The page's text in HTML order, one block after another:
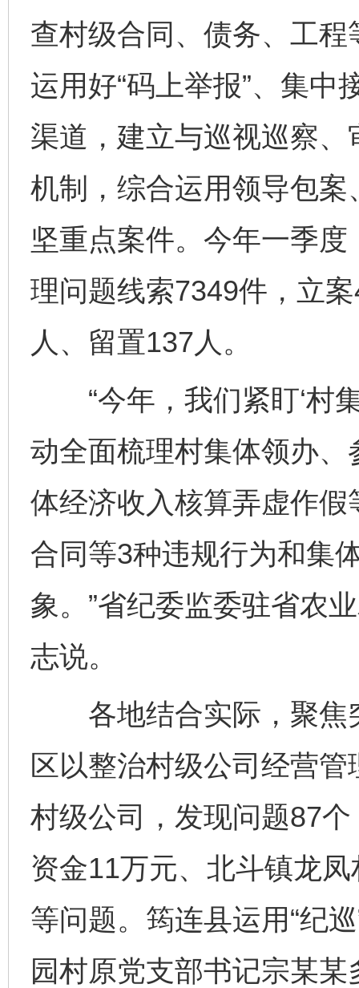
查村级合同、债务、工
运用好“码上举报”、集
渠道，建立与巡视巡察
机制，综合运用领导包
坚重点案件。今年一季
理问题线索7349件，立
人、留置137人。
“今年，我们紧盯‘村集
动全面梳理村集体领办
体经济收入核算弄虚作
合同等3种违规行为和集
象。”省纪委监委驻省农
志说。
各地结合实际，聚焦
区以整治村级公司经营
村级公司，发现问题87
资金11万元、北斗镇龙
等问题。筠连县运用“纪
园村原党支部书记宗某